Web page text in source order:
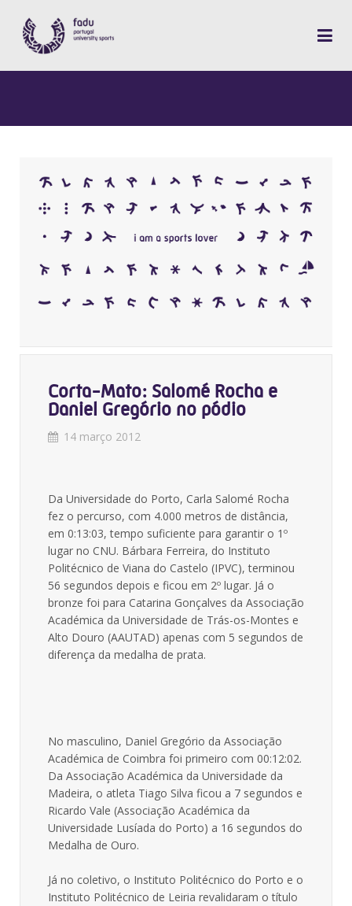
Corta-Mato: Salomé Rocha e
Daniel Gregório no pódio
14 março 2012
Da Universidade do Porto, Carla Salomé Rocha
fez o percurso, com 4.000 metros de distância,
em 0:13:03, tempo suficiente para garantir o 1º
lugar no CNU. Bárbara Ferreira, do Instituto
Politécnico de Viana do Castelo (IPVC), terminou
56 segundos depois e ficou em 2º lugar. Já o
bronze foi para Catarina Gonçalves da Associação
Académica da Universidade de Trás-os-Montes e
Alto Douro (AAUTAD) apenas com 5 segundos de
diferença da medalha de prata.
No masculino, Daniel Gregório da Associação
Académica de Coimbra foi primeiro com 00:12:02.
Da Associação Académica da Universidade da
Madeira, o atleta Tiago Silva ficou a 7 segundos e
Ricardo Vale (Associação Académica da
Universidade Lusíada do Porto) a 16 segundos do
Medalha de Ouro.
Já no coletivo, o Instituto Politécnico do Porto e o
Instituto Politécnico de Leiria revalidaram o título